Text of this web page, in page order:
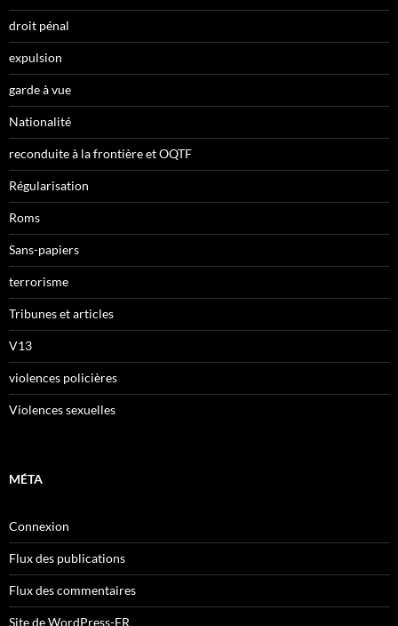
droit pénal
expulsion
garde à vue
Nationalité
reconduite à la frontière et OQTF
Régularisation
Roms
Sans-papiers
terrorisme
Tribunes et articles
V13
violences policières
Violences sexuelles
MÉTA
Connexion
Flux des publications
Flux des commentaires
Site de WordPress-FR